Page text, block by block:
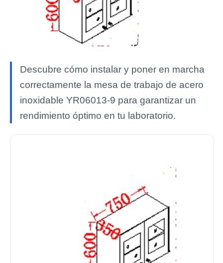
Descubre cómo instalar y poner en marcha
correctamente la mesa de trabajo de acero
inoxidable YR06013-9 para garantizar un
rendimiento óptimo en tu laboratorio.